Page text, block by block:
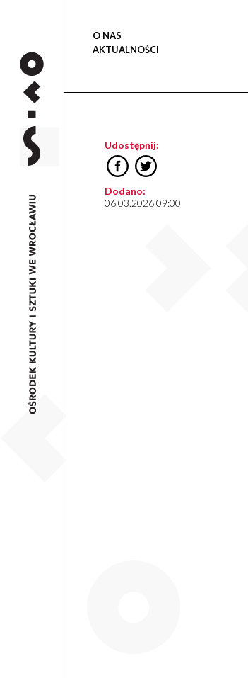
O NAS
AKTUALNOŚCI
Udostępnij:
Dodano:
06.03.2026 09:00